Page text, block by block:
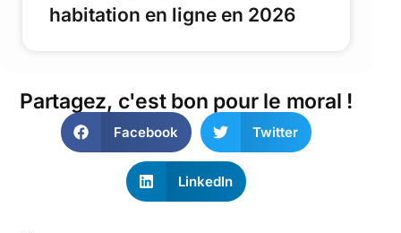
habitation en ligne en 2026
Partagez, c'est bon pour le moral !
Facebook Twitter
LinkedIn